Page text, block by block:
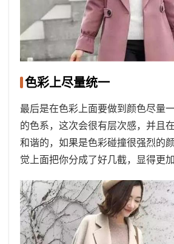
色彩上尽量统一
最后是在色彩上面要做到颜色尽量
的色系，这次会很有层次感，并且
和谐的，如果是色彩碰撞很强烈的
觉上面把你分成了好几截，显得更加